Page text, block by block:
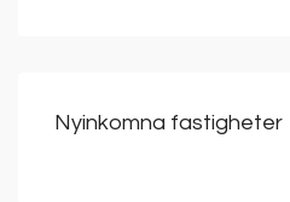
Nyinkomna fastigheter